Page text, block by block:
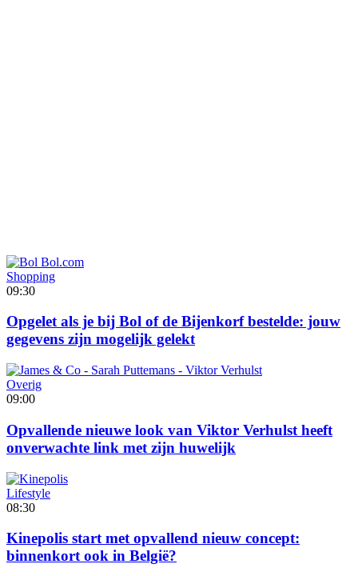
Shopping
09:30
Opgelet als je bij Bol of de Bijenkorf bestelde: jouw
gegevens zijn mogelijk gelekt
Overig
09:00
Opvallende nieuwe look van Viktor Verhulst heeft
onverwachte link met zijn huwelijk
Lifestyle
08:30
Kinepolis start met opvallend nieuw concept:
binnenkort ook in België?